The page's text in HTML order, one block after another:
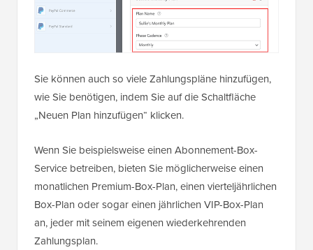
Sie können auch so viele Zahlungspläne hinzufügen,
wie Sie benötigen, indem Sie auf die Schaltfläche
„Neuen Plan hinzufügen“ klicken.
Wenn Sie beispielsweise einen Abonnement-Box-
Service betreiben, bieten Sie möglicherweise einen
monatlichen Premium-Box-Plan, einen vierteljährlichen
Box-Plan oder sogar einen jährlichen VIP-Box-Plan
an, jeder mit seinem eigenen wiederkehrenden
Zahlungsplan.